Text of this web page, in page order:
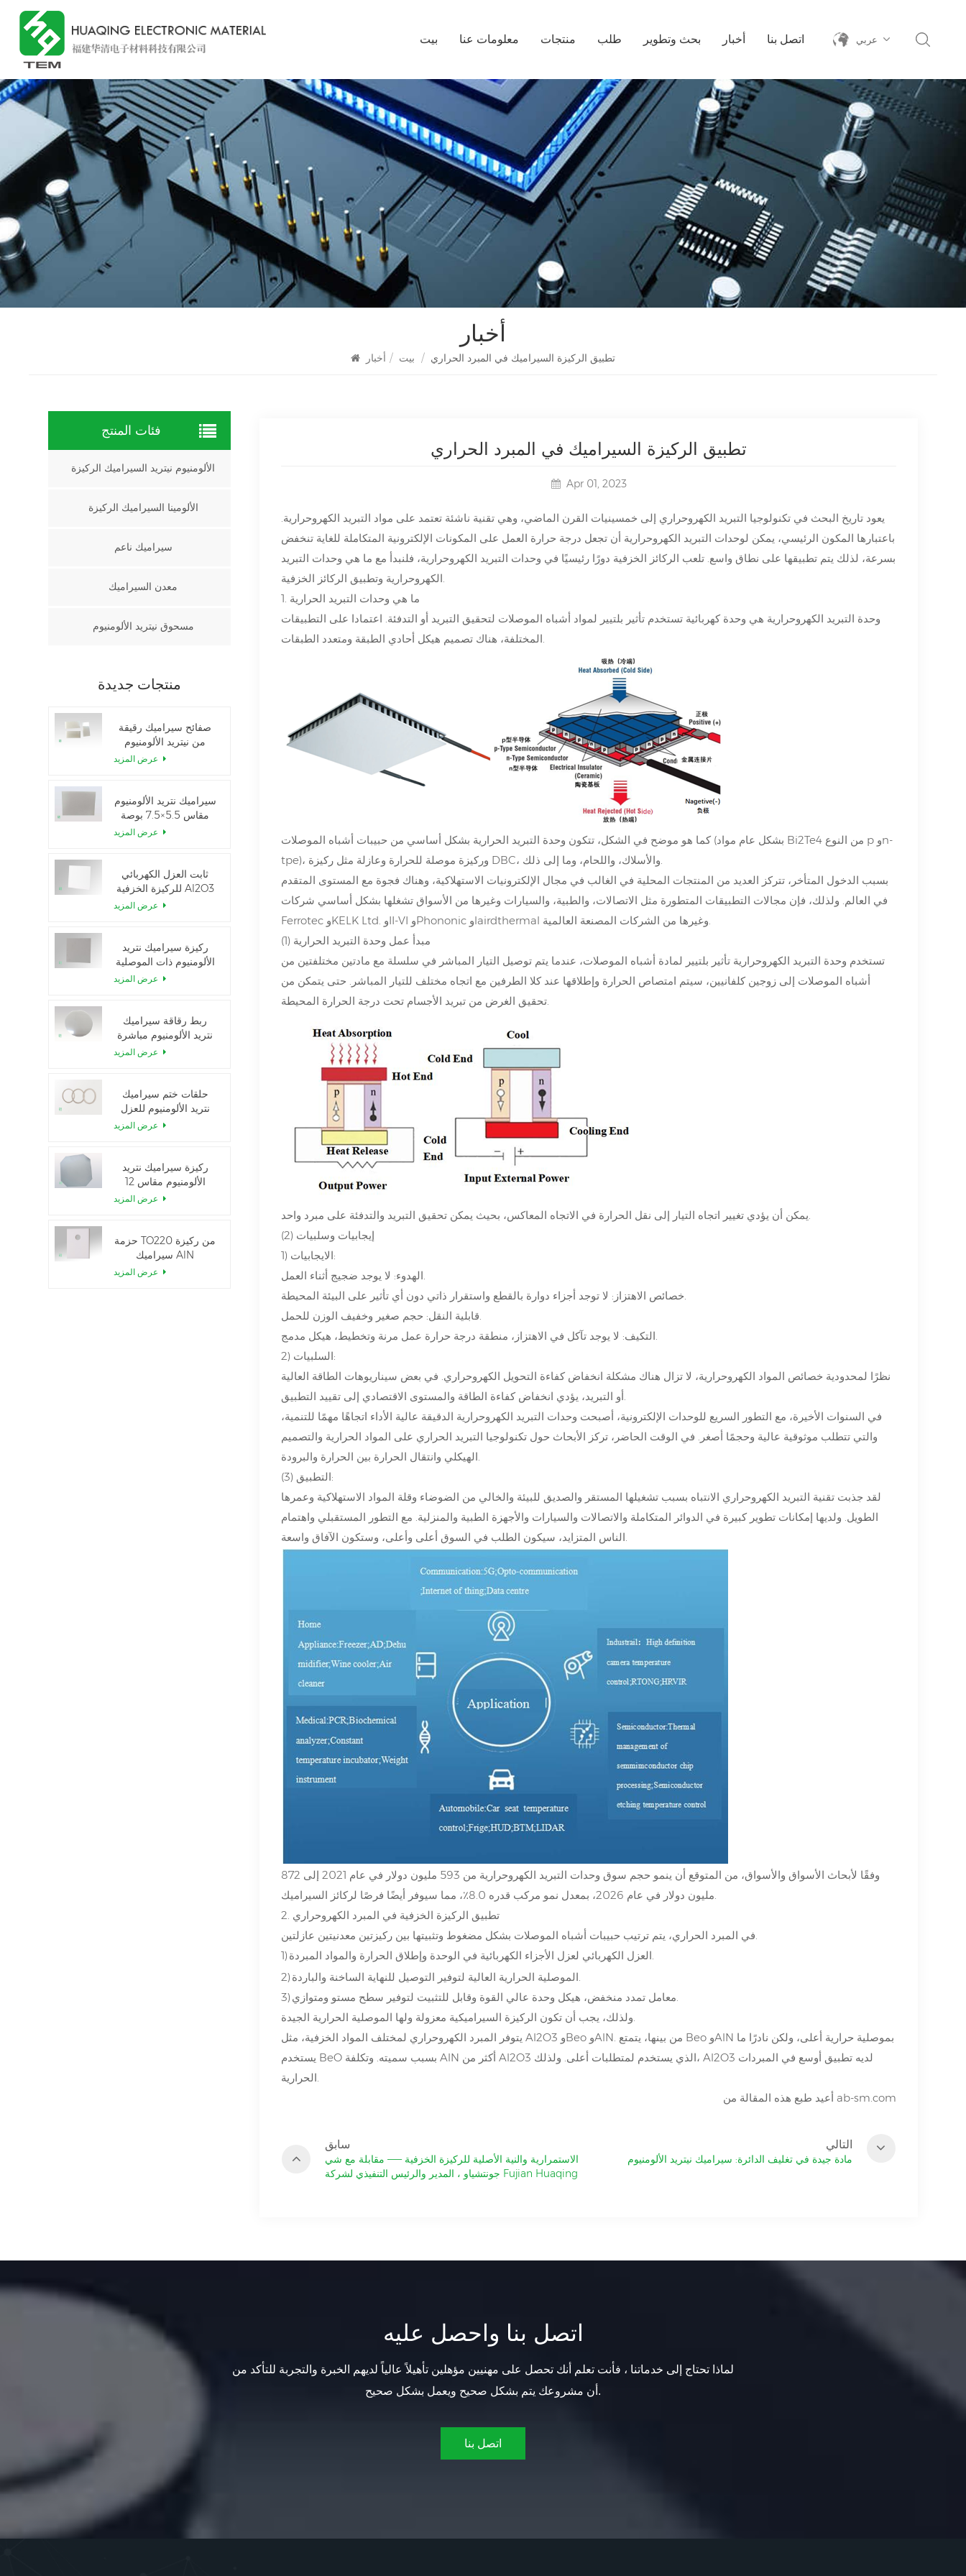
بيت معلومات عنا منتجات طلب بحث وتطوير أخبار اتصل بنا عربي
أخبار
بيت / أخبار / تطبيق الركيزة السيراميك في المبرد الحراري
تطبيق الركيزة السيراميك في المبرد الحراري
Apr 01, 2023
يعود تاريخ البحث في تكنولوجيا التبريد الكهروحراري إلى خمسينيات القرن الماضي، وهي تقنية ناشئة تعتمد على مواد التبريد الكهروحرارية.
باعتبارها المكون الرئيسي، يمكن لوحدات التبريد الكهروحرارية أن تجعل درجة حرارة العمل على المكونات الإلكترونية المتكاملة للغاية تنخفض
بسرعة، لذلك يتم تطبيقها على نطاق واسع. تلعب الركائز الخزفية دورًا رئيسيًا في وحدات التبريد الكهروحرارية، فلنبدأ مع ما هي وحدات التبريد
الكهروحرارية وتطبيق الركائز الخزفية.
1. ما هي وحدات التبريد الحرارية
وحدة التبريد الكهروحرارية هي وحدة كهربائية تستخدم تأثير بلتيير لمواد أشباه الموصلات لتحقيق التبريد أو التدفئة. اعتمادا على التطبيقات
المختلفة، هناك تصميم هيكل أحادي الطبقة ومتعدد الطبقات.
كما هو موضح في الشكل، تتكون وحدة التبريد الحرارية بشكل أساسي من حبيبات أشباه الموصلات (بشكل عام مواد Bi2Te4 من النوع p وn-
tpe)، وركيزة موصلة للحرارة وعازلة مثل ركيزة DBC، والأسلاك، واللحام، وما إلى ذلك.
بسبب الدخول المتأخر، تتركز العديد من المنتجات المحلية في الغالب في مجال الإلكترونيات الاستهلاكية، وهناك فجوة مع المستوى المتقدم
في العالم. ولذلك، فإن مجالات التطبيقات المتطورة مثل الاتصالات، والطبية، والسيارات وغيرها من الأسواق تشغلها بشكل أساسي شركات
Ferrotec وKELK Ltd. وII-VI وPhononic وlairdthermal وغيرها من الشركات المصنعة العالمية.
(1) مبدأ عمل وحدة التبريد الحرارية
تستخدم وحدة التبريد الكهروحرارية تأثير بلتيير لمادة أشباه الموصلات، عندما يتم توصيل التيار المباشر في سلسلة مع مادتين مختلفتين من
أشباه الموصلات إلى زوجين كلفانيين، سيتم امتصاص الحرارة وإطلاقها عند كلا الطرفين مع اتجاه مختلف للتيار المباشر. حتى يتمكن من
تحقيق الغرض من تبريد الأجسام تحت درجة الحرارة المحيطة.
يمكن أن يؤدي تغيير اتجاه التيار إلى نقل الحرارة في الاتجاه المعاكس، بحيث يمكن تحقيق التبريد والتدفئة على مبرد واحد.
(2) إيجابيات وسلبيات
1) الايجابيات:
الهدوء: لا يوجد ضجيج أثناء العمل.
خصائص الاهتزاز: لا توجد أجزاء دوارة بالقطع واستقرار ذاتي دون أي تأثير على البيئة المحيطة.
قابلية النقل: حجم صغير وخفيف الوزن للحمل.
التكيف: لا يوجد تآكل في الاهتزاز، منطقة درجة حرارة عمل مرنة وتخطيط، هيكل مدمج.
2) السلبيات:
نظرًا لمحدودية خصائص المواد الكهروحرارية، لا تزال هناك مشكلة انخفاض كفاءة التحويل الكهروحراري. في بعض سيناريوهات الطاقة العالية
أو التبريد، يؤدي انخفاض كفاءة الطاقة والمستوى الاقتصادي إلى تقييد التطبيق.
في السنوات الأخيرة، مع التطور السريع للوحدات الإلكترونية، أصبحت وحدات التبريد الكهروحرارية الدقيقة عالية الأداء اتجاهًا مهمًا للتنمية،
والتي تتطلب موثوقية عالية وحجمًا أصغر. في الوقت الحاضر، تركز الأبحاث حول تكنولوجيا التبريد الحراري على المواد الحرارية والتصميم
الهيكلي وانتقال الحرارة بين الحرارة والبرودة.
(3) التطبيق:
لقد جذبت تقنية التبريد الكهروحراري الانتباه بسبب تشغيلها المستقر والصديق للبيئة والخالي من الضوضاء وقلة المواد الاستهلاكية وعمرها
الطويل. ولديها إمكانات تطوير كبيرة في الدوائر المتكاملة والاتصالات والسيارات والأجهزة الطبية والمنزلية. مع التطور المستقبلي واهتمام
الناس المتزايد، سيكون الطلب في السوق أعلى وأعلى، وستكون الآفاق واسعة.
وفقًا لأبحاث الأسواق والأسواق، من المتوقع أن ينمو حجم سوق وحدات التبريد الكهروحرارية من 593 مليون دولار في عام 2021 إلى 872
مليون دولار في عام 2026، بمعدل نمو مركب قدره 8.0٪، مما سيوفر أيضًا فرصًا لركائز السيراميك.
2. تطبيق الركيزة الخزفية في المبرد الكهروحراري
في المبرد الحراري، يتم ترتيب حبيبات أشباه الموصلات بشكل مضغوط وتثبيتها بين ركيزتين معدنيتين عازلتين.
1)
العزل الكهربائي لعزل الأجزاء الكهربائية في الوحدة وإطلاق الحرارة والمواد المبردة.
2)
الموصلية الحرارية العالية لتوفير التوصيل للنهاية الساخنة والباردة.
3)
معامل تمدد منخفض، هيكل وحدة عالي القوة وقابل للتثبيت لتوفير سطح مستو ومتوازي.
ولذلك، يجب أن تكون الركيزة السيراميكية معزولة ولها الموصلية الحرارية الجيدة.
يتوفر المبرد الكهروحراري لمختلف المواد الخزفية، مثل Al2O3 وBeo وAlN. من بينها، يتمتع Beo وAlN بموصلية حرارية أعلى، ولكن نادرًا ما
يستخدم BeO بسبب سميته. وتكلفة AlN أكثر من Al2O3 الذي يستخدم لمتطلبات أعلى. ولذلك، Al2O3 لديه تطبيق أوسع في المبردات
الحرارية.
أعيد طبع هذه المقالة من ab-sm.com
سابق
الاستمرارية والنية الأصلية للركيزة الخزفية —— مقابلة مع شي
جونتشياو ، المدير والرئيس التنفيذي لشركة Fujian Huaqing
التالي
مادة جيدة في تغليف الدائرة: سيراميك نيتريد الألومنيوم
فئات المنتج
الألومنيوم نيتريد السيراميك الركيزة
الألومينا السيراميك الركيزة
سيراميك ناعم
معدن السيراميك
مسحوق نيتريد الألومنيوم
منتجات جديدة
صفائح سيراميك رقيقة
من نيتريد الألومنيوم
المصقولة حسب الطلب
سيراميك نتريد الألومنيوم
مقاس 5.5×7.5 بوصة
المستخدم في وحدة
ثابت العزل الكهربائي
للركيزة الخزفية Al2O3
ركيزة سيراميك نتريد
الألومنيوم ذات الموصلية
الحرارية العالية
ربط رقاقة سيراميك
نتريد الألومنيوم مباشرة
حلقات ختم سيراميك
نتريد الألومنيوم للعزل
ركيزة سيراميك نتريد
الألومنيوم مقاس 12
بوصة من GaN-on-
حزمة TO220 من ركيزة
سيراميك AlN
اتصل بنا واحصل عليه
لماذا تحتاج إلى خدماتنا ، فأنت تعلم أنك تحصل على مهنيين مؤهلين تأهيلاً عالياً لديهم الخبرة والتجربة للتأكد من
أن مشروعك يتم بشكل صحيح ويعمل بشكل صحيح.
اتصل بنا